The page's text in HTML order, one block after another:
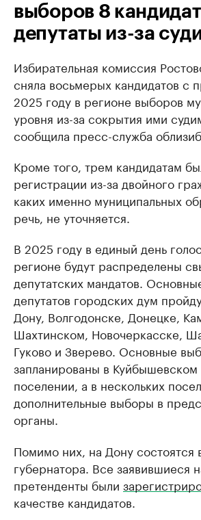
выборов 8
депутаты из-за
Избирательная комиссия
сняла восьмерых кандидатов с
2025 году в регионе выборов
уровня из-за сокрытия ими
сообщила пресс-служба
Кроме того, трем кандидатам
регистрации из-за двойного
каких именно муниципальных
речь, не уточняется.
В 2025 году в единый день
регионе будут распределены
депутатских мандатов.
депутатов городских дум
Дону, Волгодонске, Донецке,
Шахтинском, Новочеркасске,
Гуково и Зверево. Основные
запланированы в Куйбышевском
поселении, а в нескольких
дополнительные выборы в
органы.
Помимо них, на Дону состоятся
губернатора. Все заявившиеся
претенденты были
качестве кандидатов.